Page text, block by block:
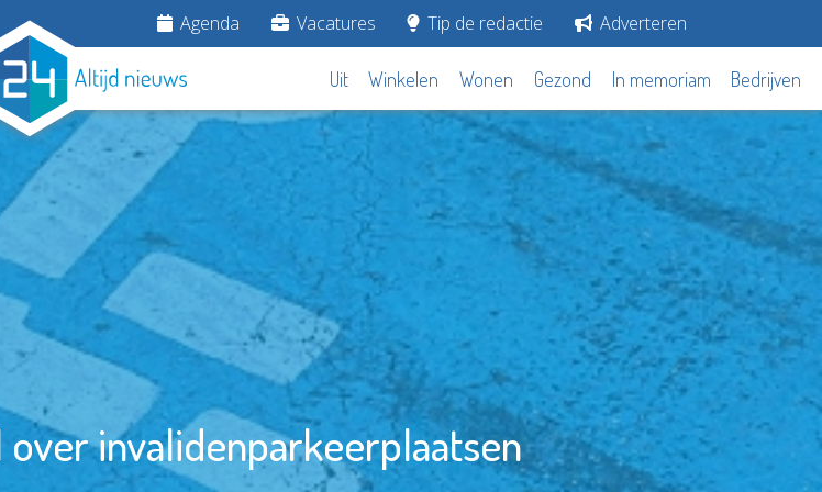
Agenda Vacatures Tip de redactie Adverteren
Uit Winkelen Wonen Gezond In memoriam Bedrijven
invalidenparkeerplaatsen